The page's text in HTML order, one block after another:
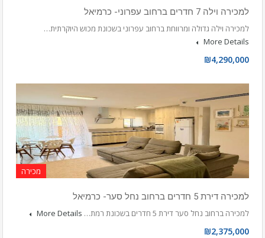
למכירה וילה 7 חדרים ברחוב עפרוני- כרמיאל
למכירה וילה גדולה ומרווחת ברחוב עפרוני בשכונת מכוש היוקרתית…
More Details
₪4,290,000
מכירה
למכירה דירת 5 חדרים ברחוב נחל סער- כרמיאל
למכירה ברחוב נחל סער דירת 5 חדרים בשכונת רמת…
More Details
₪2,375,000